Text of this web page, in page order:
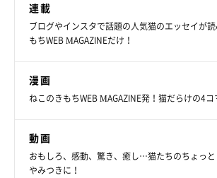
連載
ブログやインスタで話題の人気猫のエッセイが
もちWEB MAGAZINEだけ！
漫画
ねこのきもちWEB MAGAZINE発！猫だらけの4
動画
おもしろ、感動、驚き、癒し…猫たちのちょっ
やみつきに！